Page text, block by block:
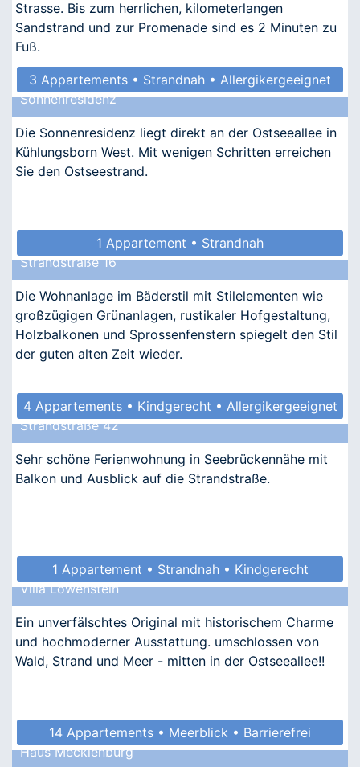
Strasse. Bis zum herrlichen, kilometerlangen
Sandstrand und zur Promenade sind es 2 Minuten zu
Fuß.
3 Appartements • Strandnah • Allergikergeeignet
Sonnenresidenz
Die Sonnenresidenz liegt direkt an der Ostseeallee in
Kühlungsborn West. Mit wenigen Schritten erreichen
Sie den Ostseestrand.
1 Appartement • Strandnah
Strandstraße 16
Die Wohnanlage im Bäderstil mit Stilelementen wie
großzügigen Grünanlagen, rustikaler Hofgestaltung,
Holzbalkonen und Sprossenfenstern spiegelt den Stil
der guten alten Zeit wieder.
4 Appartements • Kindgerecht • Allergikergeeignet
Strandstraße 42
Sehr schöne Ferienwohnung in Seebrückennähe mit
Balkon und Ausblick auf die Strandstraße.
1 Appartement • Strandnah • Kindgerecht
Villa Löwenstein
Ein unverfälschtes Original mit historischem Charme
und hochmoderner Ausstattung. umschlossen von
Wald, Strand und Meer - mitten in der Ostseeallee!!
14 Appartements • Meerblick • Barrierefrei
• Allergikergeeignet
Haus Mecklenburg